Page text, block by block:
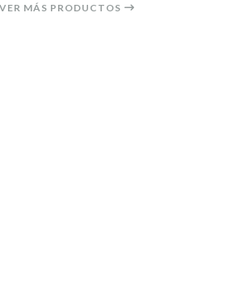
VER MÁS PRODUCTOS